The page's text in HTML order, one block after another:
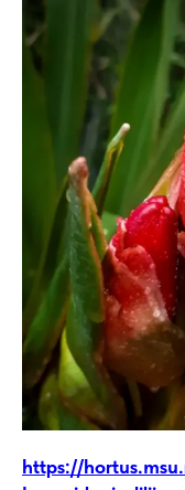
https://